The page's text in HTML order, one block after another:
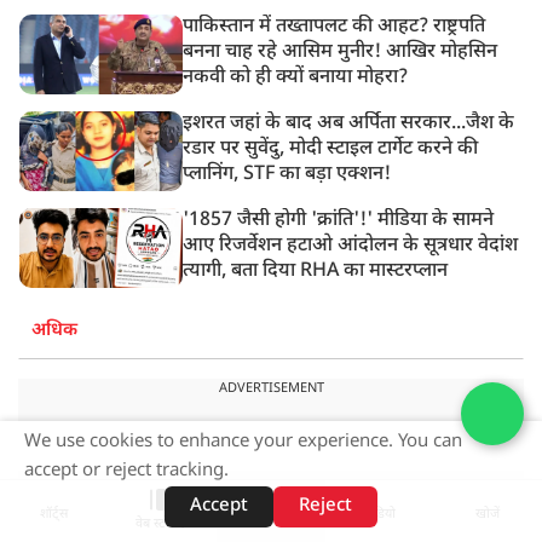
पाकिस्तान में तख्तापलट की आहट? राष्ट्रपति
बनना चाह रहे आसिम मुनीर! आखिर मोहसिन
नकवी को ही क्यों बनाया मोहरा?
इशरत जहां के बाद अब अर्पिता सरकार...जैश के
रडार पर सुवेंदु, मोदी स्टाइल टार्गेट करने की
प्लानिंग, STF का बड़ा एक्शन!
'1857 जैसी होगी 'क्रांति'!' मीडिया के सामने
आए रिजर्वेशन हटाओ आंदोलन के सूत्रधार वेदांश
त्यागी, बता दिया RHA का मास्टरप्लान
अधिक
ADVERTISEMENT
वेब स्टोरीज़
We use cookies to enhance your experience. You can
accept or reject tracking.
Accept
Reject